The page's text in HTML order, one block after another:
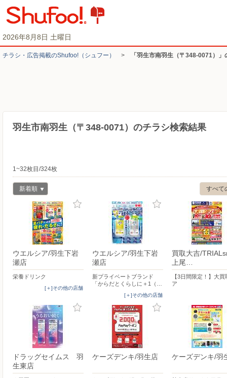
2026年8月8日 土曜日
チラシ・​広告掲載の​Shufoo!​（シュフー） > 「羽生市南羽生（〒348-0071）
羽生市南羽生（〒348-0071）のチラシ検索結果
1~32枚目/324枚
すべて
新着順
ウエルシア/羽生下岩
瀬店
栄養ドリンク
[＋]その他の店舗
ウエルシア/羽生下岩
瀬店
新プライベートブランド
「からだとくらしに＋1（…
[＋]その他の店舗
買取大吉/
上尾…
【3日間限定！】大買
ア
ドラッグセイムス 羽
生東店
ケーズデンキ/羽生店 ケーズデンキ/羽